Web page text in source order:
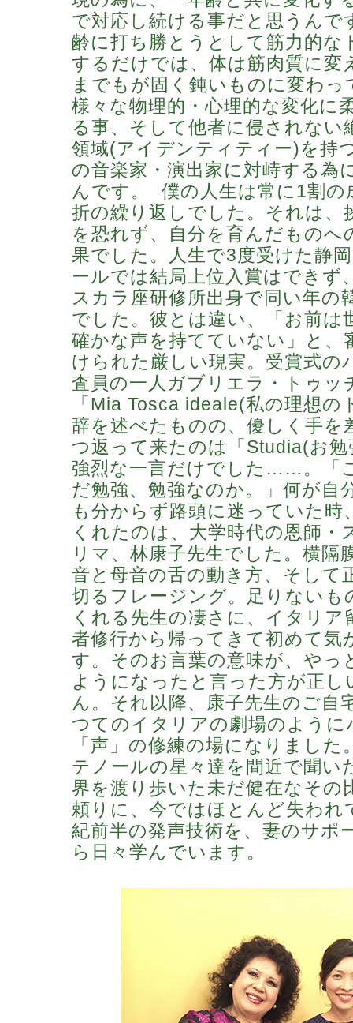
で対応し続ける事だと思うんで
齢に打ち勝とうとして筋力的な
するだけでは、体は筋肉質に変
までもが固く鈍いものに変わ
様々な物理的・心理的な変化に
る事、そして他者に侵されない
領域(アイデンティティー)を持
の音楽家・演出家に対峙する為
んです。 僕の人生は常に1割の
折の繰り返しでした。それは、
を恐れず、自分を育んだものへ
果でした。人生で3度受けた静
ールでは結局上位入賞はできず
スカラ座研修所出身で同い年の
でした。彼とは違い、「お前は
確かな声を持てていない」と、
けられた厳しい現実。受賞式の
査員の一人ガブリエラ・トゥッ
「Mia Tosca ideale(私の理想の
辞を述べたものの、優しく手を
つ返って来たのは「Studia(お
強烈な一言だけでした……。「
だ勉強、勉強なのか。」何が自
も分からず路頭に迷っていた時
くれたのは、大学時代の恩師・
リマ、林康子先生でした。横隔
音と母音の舌の動き方、そして
切るフレージング。足りないも
くれる先生の凄さに、イタリア
者修行から帰ってきて初めて気
す。そのお言葉の意味が、やっ
ようになったと言った方が正し
ん。それ以降、康子先生のご自
つてのイタリアの劇場のように
「声」の修練の場になりました
テノールの星々達を間近で聞い
界を渡り歩いた未だ健在なその
頼りに、今ではほとんど失われ
紀前半の発声技術を、妻のサポ
ら日々学んでいます。